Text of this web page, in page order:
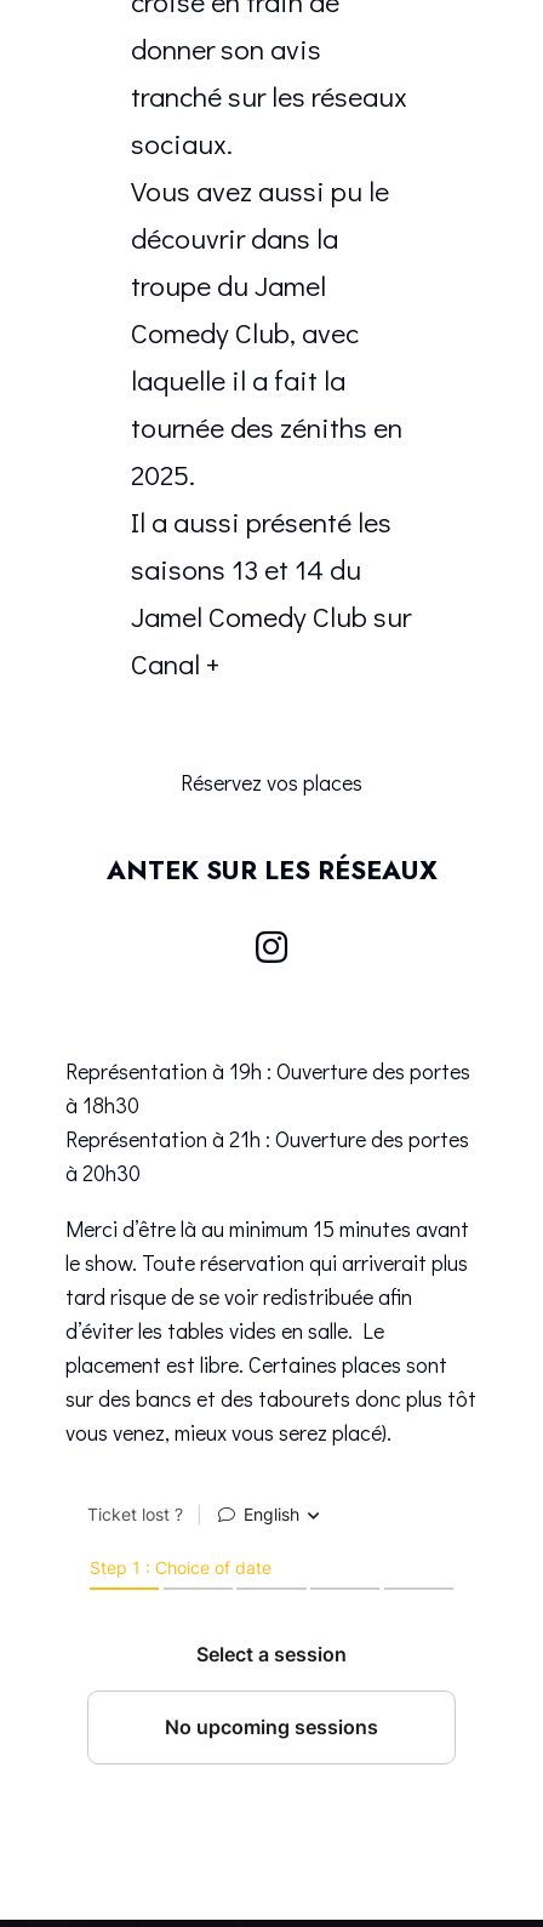
donner son avis
tranché sur les réseaux
sociaux.
Vous avez aussi pu le
découvrir dans la
troupe du Jamel
Comedy Club, avec
laquelle il a fait la
tournée des zéniths en
2025.
Il a aussi présenté les
saisons 13 et 14 du
Jamel Comedy Club sur
Canal +
Réservez vos places
ANTEK SUR LES RÉSEAUX
Représentation à 19h : Ouverture des portes
à 18h30
Représentation à 21h : Ouverture des portes
à 20h30
Merci d’être là au minimum 15 minutes avant
le show. Toute réservation qui arriverait plus
tard risque de se voir redistribuée afin
d’éviter les tables vides en salle. Le
placement est libre. Certaines places sont
sur des bancs et des tabourets donc plus tôt
vous venez, mieux vous serez placé).